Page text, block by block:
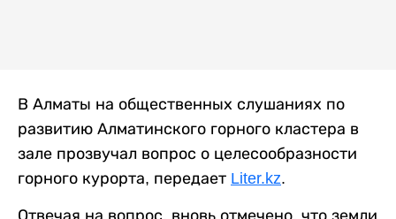
В Алматы на общественных слушаниях по
развитию Алматинского горного кластера в
зале прозвучал вопрос о целесообразности
горного курорта, передает Liter.kz.
Отвечая на вопрос, вновь отмечено, что земли